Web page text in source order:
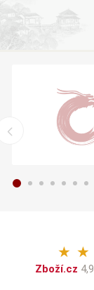
★ ★
Zboží.cz 4,9